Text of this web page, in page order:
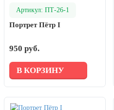
Артикул: ПТ-26-1
Портрет Пётр I
950 руб.
В КОРЗИНУ